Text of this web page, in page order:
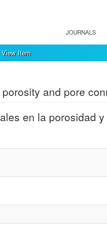
JOURNALS
View Item
and pore
en la porosidad